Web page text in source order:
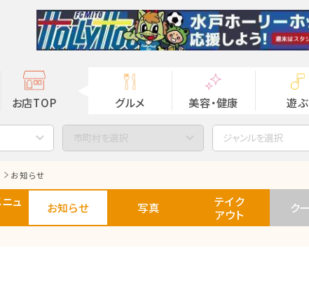
お店TOP グルメ 美容・健康 遊ぶ
市町村を選択 ジャンルを選択
お知らせ
ュ
お知らせ 写真
テイク
アウト
ク